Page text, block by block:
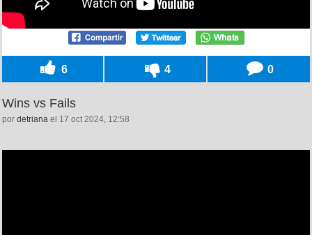
6 4 0
Wins vs Fails
por detriana el 17 oct 2024, 12:58